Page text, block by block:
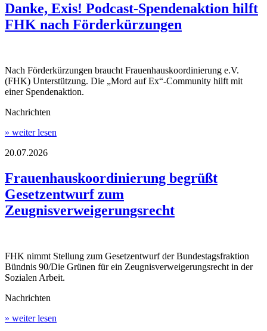
Danke, Exis! Podcast-Spendenaktion hilft
FHK nach Förderkürzungen
Nach Förderkürzungen braucht Frauenhauskoordinierung e.V.
(FHK) Unterstützung. Die „Mord auf Ex“-Community hilft mit
einer Spendenaktion.
Nachrichten
» weiter lesen
20.07.2026
Frauenhauskoordinierung begrüßt
Gesetzentwurf zum
Zeugnisverweigerungsrecht
FHK nimmt Stellung zum Gesetzentwurf der Bundestagsfraktion
Bündnis 90/Die Grünen für ein Zeugnisverweigerungsrecht in der
Sozialen Arbeit.
Nachrichten
» weiter lesen